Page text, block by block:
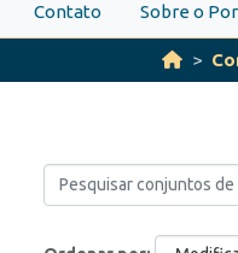
Contato Sobre o